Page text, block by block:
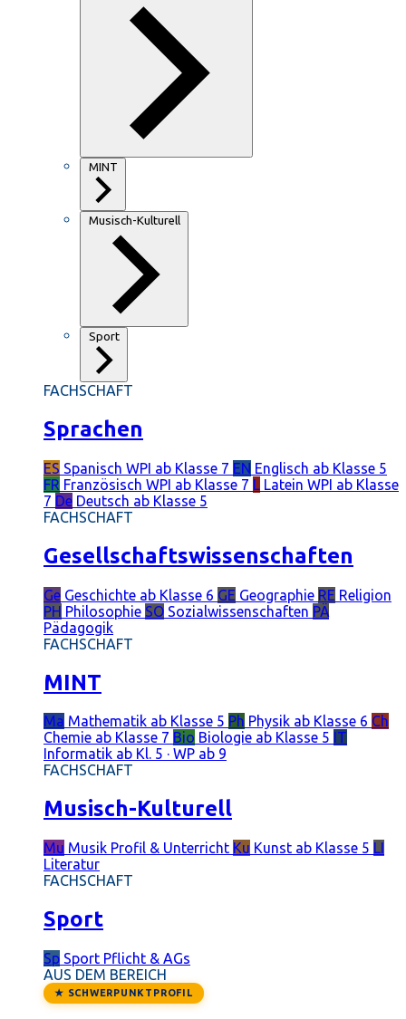
MINT
Musisch-Kulturell
Sport
FACHSCHAFT
Sprachen
ES Spanisch WPI ab Klasse 7 EN Englisch ab Klasse 5
FR Französisch WPI ab Klasse 7 L Latein WPI ab Klasse
7 De Deutsch ab Klasse 5
FACHSCHAFT
Gesellschaftswissenschaften
Ge Geschichte ab Klasse 6 GE Geographie RE Religion
PH Philosophie SO Sozialwissenschaften PÄ
Pädagogik
FACHSCHAFT
MINT
Ma Mathematik ab Klasse 5 Ph Physik ab Klasse 6 Ch
Chemie ab Klasse 7 Bio Biologie ab Klasse 5 IT
Informatik ab Kl. 5 · WP ab 9
FACHSCHAFT
Musisch-Kulturell
Mu Musik Profil & Unterricht Ku Kunst ab Klasse 5 LI
Literatur
FACHSCHAFT
Sport
Sp Sport Pflicht & AGs
AUS DEM BEREICH
★ SCHWERPUNKTPROFIL